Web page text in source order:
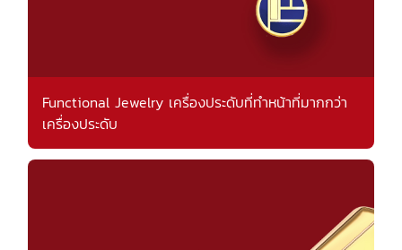
Functional Jewelry เครื่องประดับที่ทำหน้าที่มากกว่า
เครื่องประดับ